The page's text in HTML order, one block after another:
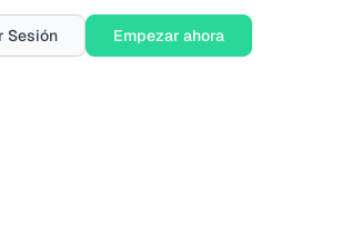
Sesión Empezar ahora